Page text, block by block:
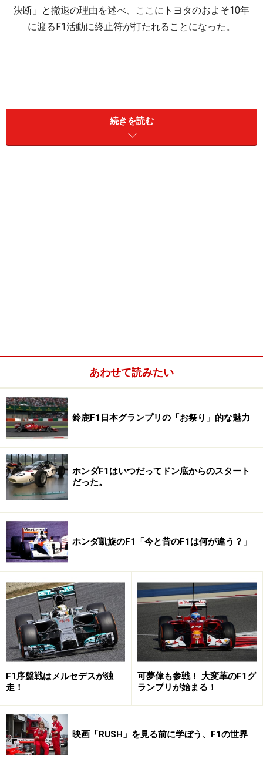
決断」と撤退の理由を述べ、ここにトヨタのおよそ10年
に渡るF1活動に終止符が打たれることになった。
ずに語るわけにはいかない。ホンダが1980年代半ばにF1
にエンジンを供給し数々の勝利で名声を得たのとは対照
的に、トヨタはラリー競技に積極的に挑戦してきた。
1975年からラリーの世界最高峰であるWRCに挑戦。セリ
カなどでラリーを戦い、4度のドライバーズチャンピオ
ン、3度のマニュファクチャラーズチャンピオンを獲得
し、トヨタはラリーで世界的な名声を得た。
た。
【写真提供：Toyota Motorsport】
実はその活動拠点であったドイツ・ケルンにあるチーム
続きを読む
あわせて読みたい
鈴鹿F1日本グランプリの「お祭り」的な魅力
ホンダF1はいつだってドン底からのスタート
だった。
ホンダ凱旋のF1「今と昔のF1は何が違う？」
F1序盤戦はメルセデスが独
走！
可夢偉も参戦！ 大変革のF1グ
ランプリが始まる！
映画「RUSH」を見る前に学ぼう、F1の世界